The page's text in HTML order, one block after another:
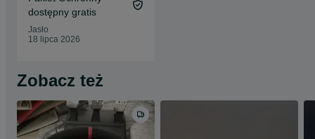
dostępny gratis
Jasło
18 lipca 2026
Zobacz też